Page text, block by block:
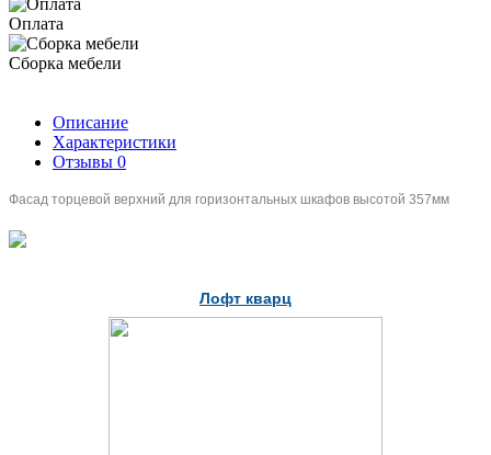
Оплата
Сборка мебели
Описание
Характеристики
Отзывы 0
Фасад торцевой верхний для горизонтальных шкафов высотой 357мм
Лофт кварц